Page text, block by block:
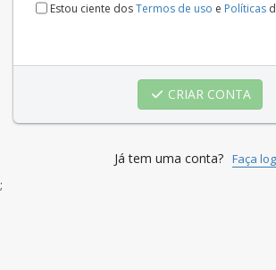
Estou ciente dosTermos de uso e Políticas
CRIAR CONTA
Já tem uma conta? Faça
;